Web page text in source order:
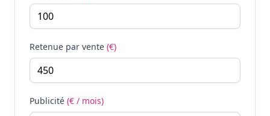
Retenue par vente (€)
Publicité (€ / mois)